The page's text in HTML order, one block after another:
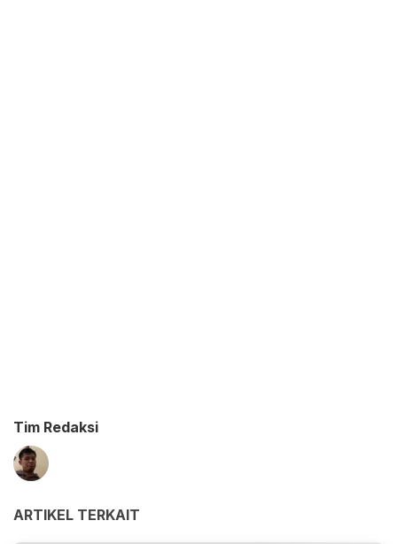
Tim Redaksi
ARTIKEL TERKAIT